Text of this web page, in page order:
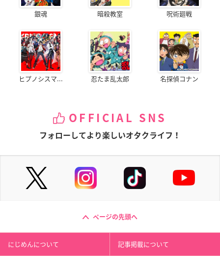
銀魂 暗殺教室 呪術廻戦
ヒプノシスマ... 忍たま乱太郎 名探偵コナン
OFFICIAL SNS
フォローしてより楽しいオタクライフ！
ページの先頭へ
にじめんについて 記事掲載について